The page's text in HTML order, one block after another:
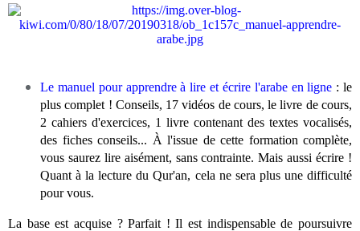
Le manuel pour apprendre à lire et écrire l'arabe en ligne : le
plus complet ! Conseils, 17 vidéos de cours, le livre de cours,
2 cahiers d'exercices, 1 livre contenant des textes vocalisés,
des fiches conseils... À l'issue de cette formation complète,
vous saurez lire aisément, sans contrainte. Mais aussi écrire !
Quant à la lecture du Qur'an, cela ne sera plus une difficulté
pour vous.
La base est acquise ? Parfait ! Il est indispensable de poursuivre